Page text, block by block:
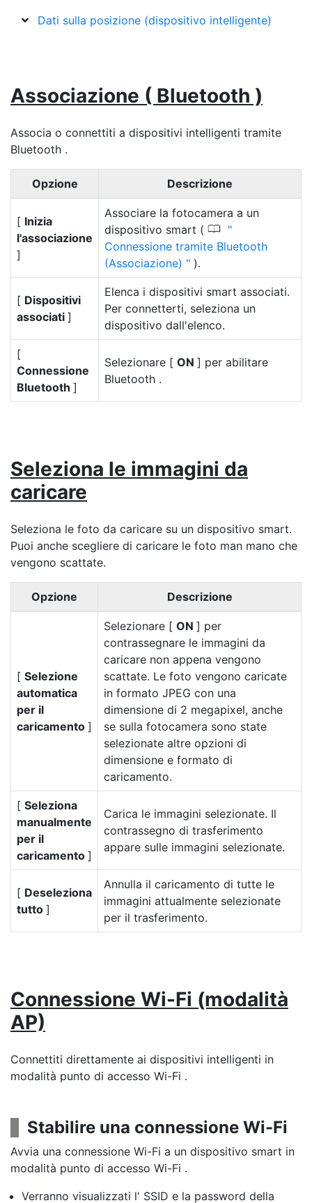
Dati sulla posizione (dispositivo intelligente)
Associazione ( Bluetooth )
Associa o connettiti a dispositivi intelligenti tramite
Bluetooth .
Opzione Descrizione
[ Inizia
l'associazione
]
Associare la fotocamera a un
dispositivo smart ( 0
Connessione tramite Bluetooth
(Associazione)
).
[ Dispositivi
associati ]
Elenca i dispositivi smart associati.
Per connetterti, seleziona un
dispositivo dall'elenco.
[
Connessione
Bluetooth ]
Selezionare [ ON ] per abilitare
Bluetooth .
Seleziona le immagini da
caricare
Seleziona le foto da caricare su un dispositivo smart.
Puoi anche scegliere di caricare le foto man mano che
vengono scattate.
Opzione Descrizione
[ Selezione
automatica
per il
caricamento ]
Selezionare [ ON ] per
contrassegnare le immagini da
caricare non appena vengono
scattate. Le foto vengono caricate
in formato JPEG con una
dimensione di 2 megapixel, anche
se sulla fotocamera sono state
selezionate altre opzioni di
dimensione e formato di
caricamento.
[ Seleziona
manualmente
per il
caricamento ]
Carica le immagini selezionate. Il
contrassegno di trasferimento
appare sulle immagini selezionate.
[ Deseleziona
tutto ]
Annulla il caricamento di tutte le
immagini attualmente selezionate
per il trasferimento.
Connessione Wi-Fi (modalità
AP)
Connettiti direttamente ai dispositivi intelligenti in
modalità punto di accesso Wi-Fi .
Stabilire una connessione Wi-Fi
Avvia una connessione Wi-Fi a un dispositivo smart in
modalità punto di accesso Wi-Fi .
Verranno visualizzati l' SSID e la password della